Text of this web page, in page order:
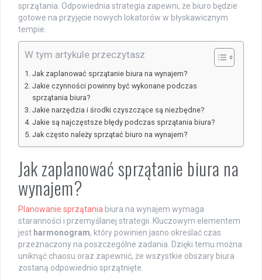
sprzątania. Odpowiednia strategia zapewni, że biuro będzie
gotowe na przyjęcie nowych lokatorów w błyskawicznym
tempie.
W tym artykule przeczytasz
Jak zaplanować sprzątanie biura na wynajem?
Jakie czynności powinny być wykonane podczas
sprzątania biura?
Jakie narzędzia i środki czyszczące są niezbędne?
Jakie są najczęstsze błędy podczas sprzątania biura?
Jak często należy sprzątać biuro na wynajem?
Jak zaplanować sprzątanie biura na
wynajem?
Planowanie sprzątania biura na wynajem wymaga
staranności i przemyślanej strategii. Kluczowym elementem
jest harmonogram, który powinien jasno określać czas
przeznaczony na poszczególne zadania. Dzięki temu można
uniknąć chaosu oraz zapewnić, że wszystkie obszary biura
zostaną odpowiednio sprzątnięte.